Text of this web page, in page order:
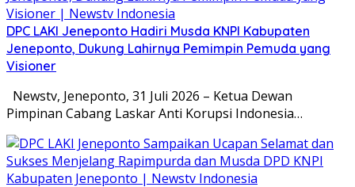
DPC LAKI Jeneponto Hadiri Musda KNPI Kabupaten
Jeneponto, Dukung Lahirnya Pemimpin Pemuda yang
Visioner
Newstv, Jeneponto, 31 Juli 2026 – Ketua Dewan
Pimpinan Cabang Laskar Anti Korupsi Indonesia…